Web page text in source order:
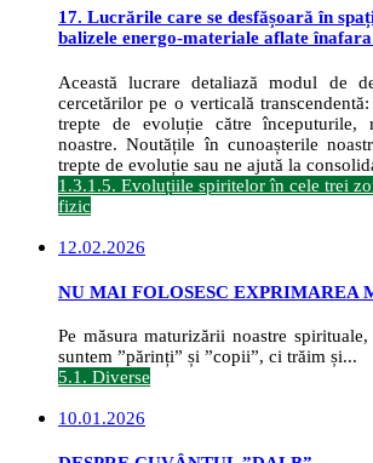
17. Lucrările care se desfășoară în
balizele energo-materiale aflate
Această lucrare detaliază modul de
cercetărilor pe o verticală
trepte de evoluție către începuturile,
noastre. Noutățile în cunoașterile
trepte de evoluție sau ne ajută la
1.3.1.5. Evoluțiile spiritelor în cele trei
fizic
12.02.2026
NU MAI FOLOSESC EXPRIMAREA
Pe măsura maturizării noastre
suntem ”părinți” și ”copii”, ci trăim și...
5.1. Diverse
10.01.2026